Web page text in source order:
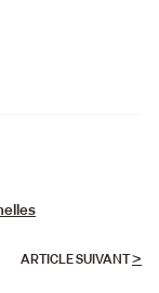
ARTICLE SUIVANT>